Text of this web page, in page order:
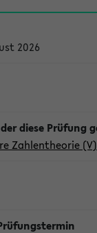
2026
Zahlentheorie (V)